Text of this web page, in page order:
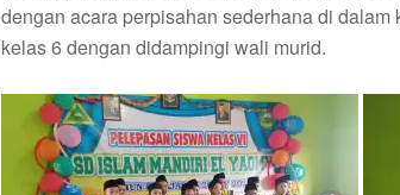
dengan acara perpisahan sederhana di
kelas 6 dengan didampingi wali murid.